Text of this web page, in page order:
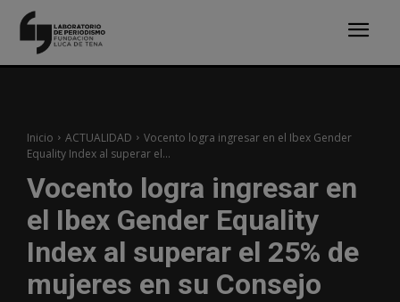
Inicio ACTUALIDAD
Vocento logra ingresar en el Ibex Gender
Equality Index al superar el...
Vocento logra ingresar en
el Ibex Gender Equality
Index al superar el 25% de
mujeres en su Consejo